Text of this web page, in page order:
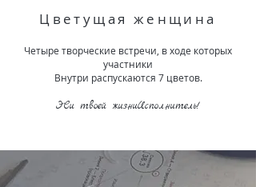
Цветущая женщина
Четыре творческие встречи, в ходе которых
участники
Внутри распускаются 7 цветов.
ЭСи твоей жизниИсполнитель!